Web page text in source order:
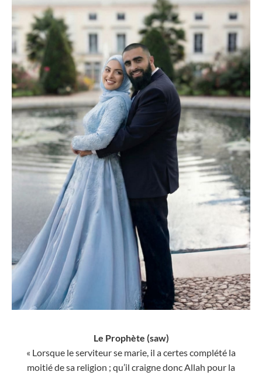
Le Prophète (saw)
« Lorsque le serviteur se marie, il a certes complété la
moitié de sa religion ; qu’il craigne donc Allah pour la